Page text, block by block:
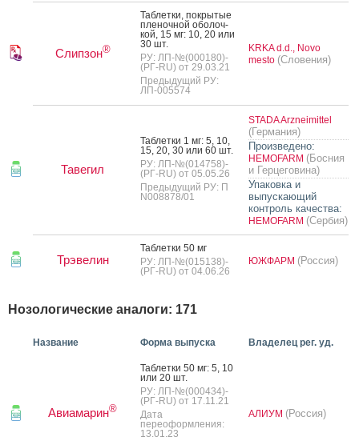
Слипзон®
Таб­летки, пок­ры­тые
пле­ноч­ной обо­лоч­
кой, 15 мг: 10, 20 или
30 шт.
РУ: ЛП-№(000180)-
(РГ-RU) от 29.03.21
Предыдущий РУ:
ЛП-005574
KRKA d.d., Novo
mesto (Словения)
Тавегил
Таб­летки 1 мг: 5, 10,
15, 20, 30 или 60 шт.
РУ: ЛП-№(014758)-
(РГ-RU) от 05.05.26
Предыдущий РУ: П
N008878/01
STADA Arzneimittel
(Германия)
Произведено:
HEMOFARM (Босния
и Герцеговина)
Упаковка и
выпускающий
контроль качества:
HEMOFARM (Сербия)
Трэвелин
Таб­летки 50 мг
РУ: ЛП-№(015138)-
(РГ-RU) от 04.06.26
ЮЖФАРМ (Россия)
Нозологические аналоги: 171
Название Форма выпуска Владелец рег. уд.
Авиамарин®
Таб­летки 50 мг: 5, 10
или 20 шт.
РУ: ЛП-№(000434)-
(РГ-RU) от 17.11.21
Дата
переоформления:
13.01.23
АЛИУМ (Россия)